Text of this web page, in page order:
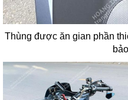
Thùng được ăn gian phần